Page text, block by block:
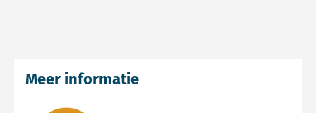
Meer informatie